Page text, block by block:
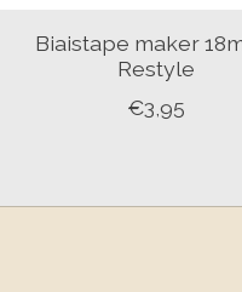
Biaistape maker
Restyle
€3,95